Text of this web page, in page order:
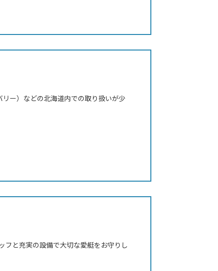
ー）などの北海道内での取り扱いが少
と充実の設備で大切な愛艇をお守りし